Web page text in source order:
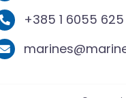
+385 1 6055 625